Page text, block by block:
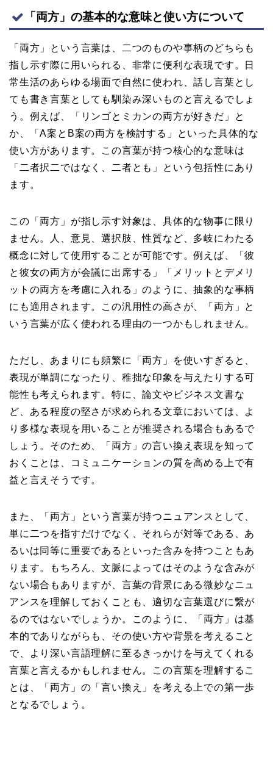
「両方」の基本的な意味と使い方について
「両方」という言葉は、二つのものや事柄のどちらも
指し示す際に用いられる、非常に便利な表現です。日
常生活のあらゆる場面で自然に使われ、話し言葉とし
ても書き言葉としても馴染み深いものと言えるでしょ
う。例えば、「リンゴとミカンの両方が好きだ」と
か、「A案とB案の両方を検討する」といった具体的な
使い方があります。この言葉が持つ核心的な意味は
「二者択二ではなく、二者とも」という包括性にあり
ます。
この「両方」が指し示す対象は、具体的な物事に限り
ません。人、意見、選択肢、性質など、多岐にわたる
概念に対して使用することが可能です。例えば、「彼
と彼女の両方が会議に出席する」「メリットとデメリ
ットの両方を考慮に入れる」のように、抽象的な事柄
にも適用されます。この汎用性の高さが、「両方」と
いう言葉が広く使われる理由の一つかもしれません。
ただし、あまりにも頻繁に「両方」を使いすぎると、
表現が単調になったり、稚拙な印象を与えたりする可
能性も考えられます。特に、論文やビジネス文書な
ど、ある程度の堅さが求められる文章においては、よ
り多様な表現を用いることが推奨される場合もあるで
しょう。そのため、「両方」の言い換え表現を知って
おくことは、コミュニケーションの質を高める上で有
益と言えそうです。
また、「両方」という言葉が持つニュアンスとして、
単に二つを指すだけでなく、それらが対等である、あ
るいは同等に重要であるといった含みを持つこともあ
ります。もちろん、文脈によってはそのような含みが
ない場合もありますが、言葉の背景にある微妙なニュ
アンスを理解しておくことも、適切な言葉選びに繋が
るのではないでしょうか。このように、「両方」は基
本的でありながらも、その使い方や背景を考えること
で、より深い言語理解に至るきっかけを与えてくれる
言葉と言えるかもしれません。この言葉を理解するこ
とは、「両方」の「言い換え」を考える上での第一歩
となるでしょう。